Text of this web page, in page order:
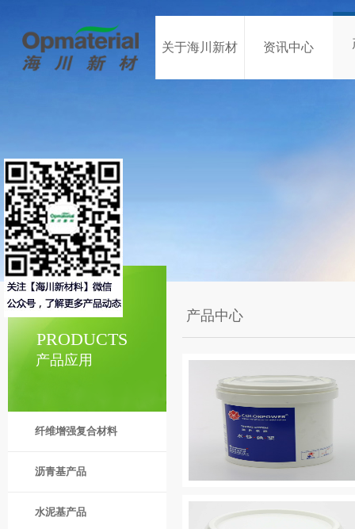
关于海川新材 资讯中心
产品应用
PRODUCTS
纤维增强复合材料
沥青基产品
水泥基产品
产品中心